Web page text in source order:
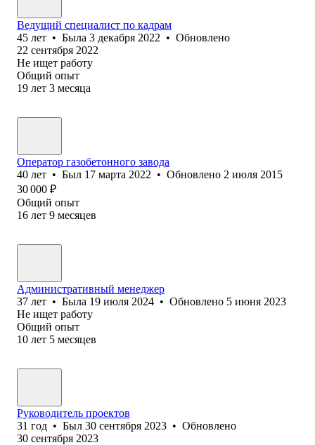
Ведущий специалист по кадрам
45 лет • Была 3 декабря 2022 • Обновлено
22 сентября 2022
Не ищет работу
Общий опыт
19 лет 3 месяца
Оператор газобетонного завода
40 лет • Был 17 марта 2022 • Обновлено 2 июля 2015
30 000 ₽
Общий опыт
16 лет 9 месяцев
Административный менеджер
37 лет • Была 19 июля 2024 • Обновлено 5 июня 2023
Не ищет работу
Общий опыт
10 лет 5 месяцев
Руководитель проектов
31 год • Был 30 сентября 2023 • Обновлено
30 сентября 2023